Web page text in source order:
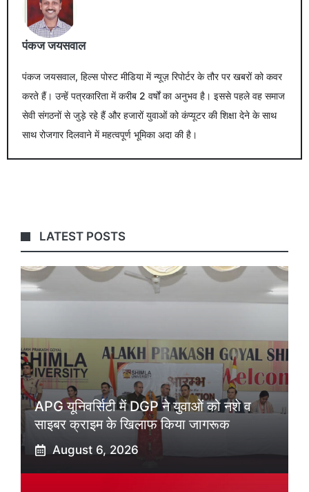
पंकज जयसवाल
पंकज जयसवाल, हिल्स पोस्ट मीडिया में न्यूज़ रिपोर्टर के तौर पर खबरों को कवर
करते हैं। उन्हें पत्रकारिता में करीब 2 वर्षों का अनुभव है। इससे पहले वह समाज
सेवी संगठनों से जुड़े रहे हैं और हजारों युवाओं को कंप्यूटर की शिक्षा देने के साथ
साथ रोजगार दिलवाने में महत्वपूर्ण भूमिका अदा की है।
LATEST POSTS
APG यूनिवर्सिटी में DGP ने युवाओं को नशे व
साइबर क्राइम के खिलाफ किया जागरूक
August 6, 2026